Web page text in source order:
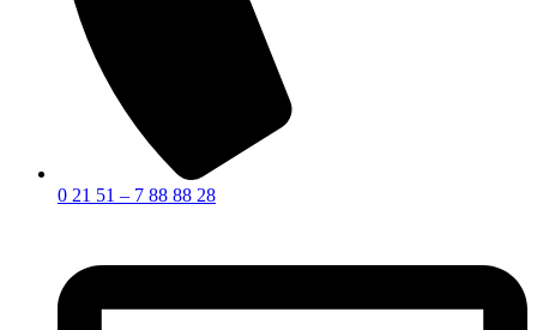
0 21 51 – 7 88 88 28